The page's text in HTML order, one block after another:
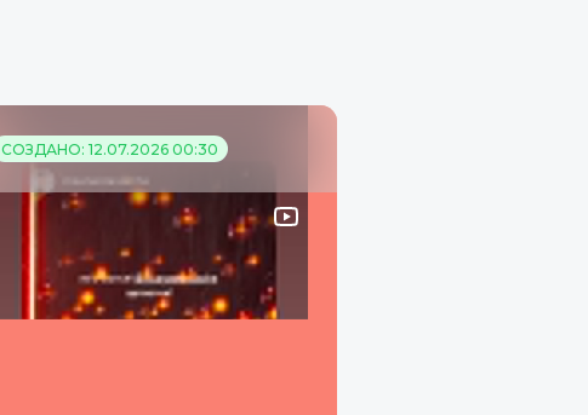
СОЗДАНО: 12.07.2026 00:30